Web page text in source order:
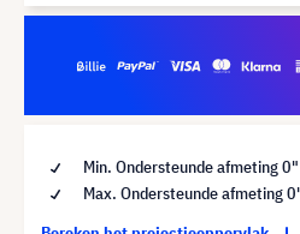
Min. Ondersteunde afmeting 0"
Max. Ondersteunde afmeting